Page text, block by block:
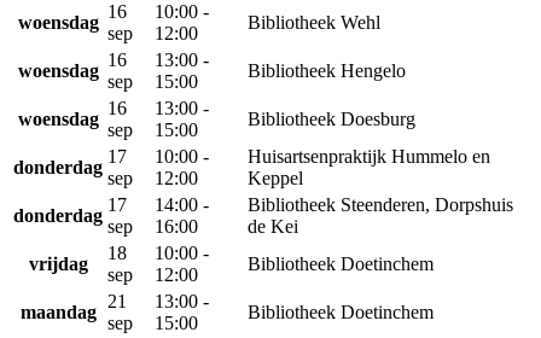
woensdag
16
sep
10:00 -
12:00
Bibliotheek Wehl
woensdag
16
sep
13:00 -
15:00
Bibliotheek Hengelo
woensdag
16
sep
13:00 -
15:00
Bibliotheek Doesburg
donderdag
17
sep
10:00 -
12:00
Huisartsenpraktijk Hummelo en
Keppel
donderdag
17
sep
14:00 -
16:00
Bibliotheek Steenderen, Dorpshuis
de Kei
vrijdag
18
sep
10:00 -
12:00
Bibliotheek Doetinchem
maandag
21
sep
13:00 -
15:00
Bibliotheek Doetinchem